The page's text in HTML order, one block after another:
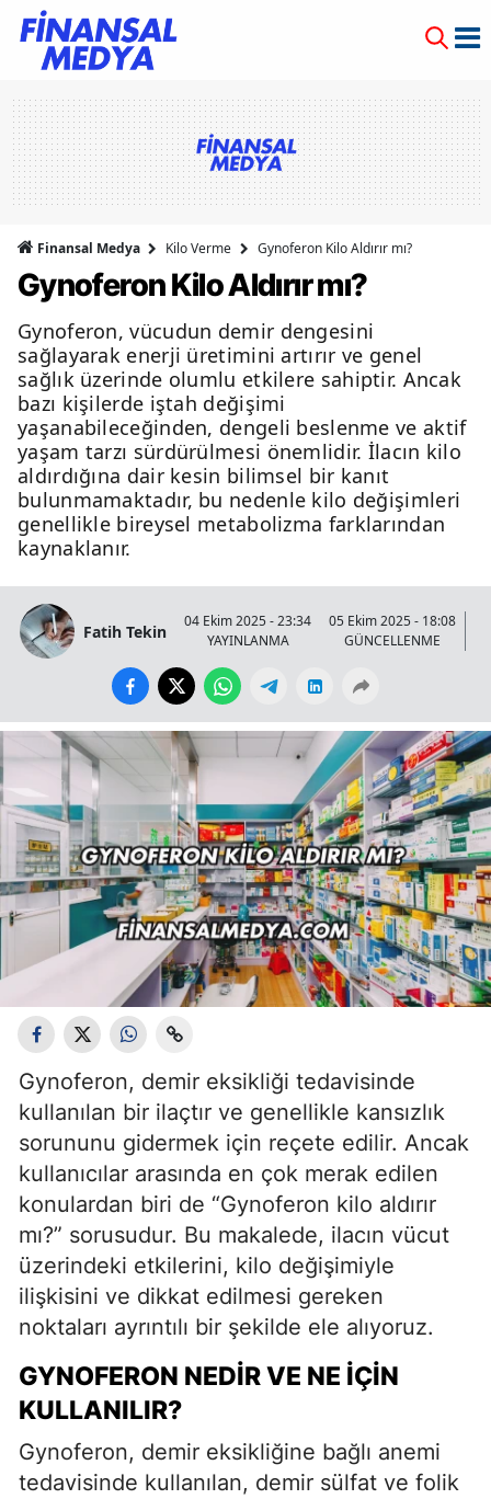
Finansal Medya Kilo Verme Gynoferon Kilo Aldırır mı?
Gynoferon Kilo Aldırır mı?
Gynoferon, vücudun demir dengesini
sağlayarak enerji üretimini artırır ve genel
sağlık üzerinde olumlu etkilere sahiptir. Ancak
bazı kişilerde iştah değişimi
yaşanabileceğinden, dengeli beslenme ve aktif
yaşam tarzı sürdürülmesi önemlidir. İlacın kilo
aldırdığına dair kesin bilimsel bir kanıt
bulunmamaktadır, bu nedenle kilo değişimleri
genellikle bireysel metabolizma farklarından
kaynaklanır.
Fatih Tekin
04 Ekim 2025 - 23:34
YAYINLANMA
05 Ekim 2025 - 18:08
GÜNCELLENME
Gynoferon, demir eksikliği tedavisinde
kullanılan bir ilaçtır ve genellikle kansızlık
sorununu gidermek için reçete edilir. Ancak
kullanıcılar arasında en çok merak edilen
konulardan biri de “Gynoferon kilo aldırır
mı?” sorusudur. Bu makalede, ilacın vücut
üzerindeki etkilerini, kilo değişimiyle
ilişkisini ve dikkat edilmesi gereken
noktaları ayrıntılı bir şekilde ele alıyoruz.
GYNOFERON NEDIR VE NE İÇIN
KULLANILIR?
Gynoferon, demir eksikliğine bağlı anemi
tedavisinde kullanılan, demir sülfat ve folik